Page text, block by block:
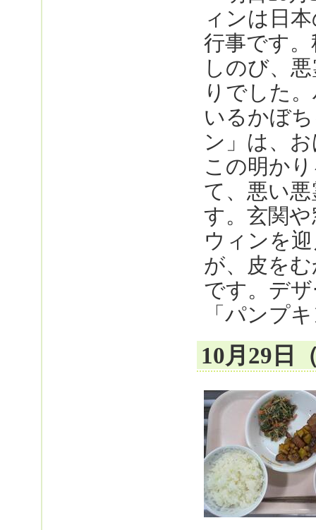
ィンは日
行事です
しのび、
りでした
いるかぼ
ン」は、
この明か
て、悪い
す。玄関
ウィンを
が、皮を
です。デ
「パンプ
10月29日